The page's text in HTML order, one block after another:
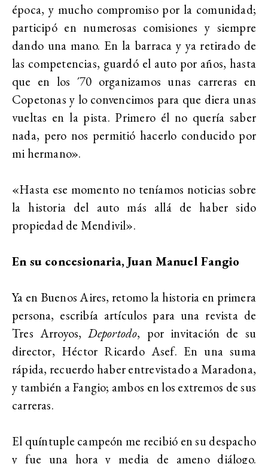
época, y mucho compromiso por la comunidad;
participó en numerosas comisiones y siempre
dando una mano. En la barraca y ya retirado de
las competencias, guardó el auto por años, hasta
que en los ´70 organizamos unas carreras en
Copetonas y lo convencimos para que diera unas
vueltas en la pista. Primero él no quería saber
nada, pero nos permitió hacerlo conducido por
mi hermano».
«Hasta ese momento no teníamos noticias sobre
la historia del auto más allá de haber sido
propiedad de Mendivil».
En su concesionaria, Juan Manuel Fangio
Ya en Buenos Aires, retomo la historia en primera
persona, escribía artículos para una revista de
Tres Arroyos,Deportodo, por invitación de su
director, Héctor Ricardo Asef. En una suma
rápida, recuerdo haber entrevistado a Maradona,
y también a Fangio; ambos en los extremos de sus
carreras.
El quíntuple campeón me recibió en su despacho
y fue una hora y media de ameno diálogo.